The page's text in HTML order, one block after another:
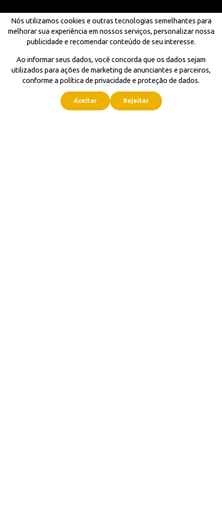
Nós utilizamos cookies e outras tecnologias semelhantes para
melhorar sua experiência em nossos serviços, personalizar nossa
publicidade e recomendar conteúdo de seu interesse.
Ao informar seus dados, você concorda que os dados sejam
utilizados para ações de marketing de anunciantes e parceiros,
conforme a política de privacidade e proteção de dados.
Aceitar Rejeitar